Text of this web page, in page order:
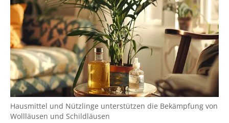
Hausmittel und Nützlinge unterstützen die Bekämpfung von
Wollläusen und Schildläusen